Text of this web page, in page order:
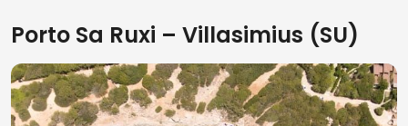
Porto Sa Ruxi – Villasimius (SU)